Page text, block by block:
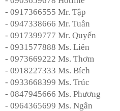
- 0917366555 Mr. Tập
- 0947338666 Mr. Tuân
- 0917399777 Mr. Quyến
- 0931577888 Ms. Liên
- 0973669222 Ms. Thơm
- 0918227333 Ms. Bích
- 0933668399 Ms. Trúc
- 0847945666 Ms. Phương
- 0964365699 Ms. Ngân